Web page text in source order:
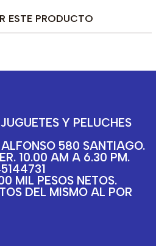
ESTE PRODUCTO
Y PELUCHES
580 SANTIAGO.
10.00 AM A 6.30 PM.
MIL PESOS NETOS.
DEL MISMO AL POR